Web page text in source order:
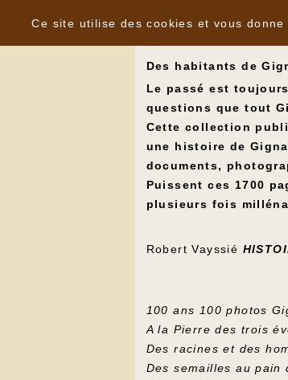
Des habitants de
Des habitants de
Le passé est
questions que tout
Cette collection
une histoire de
documents,
Puissent ces 1700
plusieurs fois
Robert Vayssié
100 ans 100 photos
A la Pierre des trois
Des racines et des
Des semailles au
Ce site utilise des cookies et vous